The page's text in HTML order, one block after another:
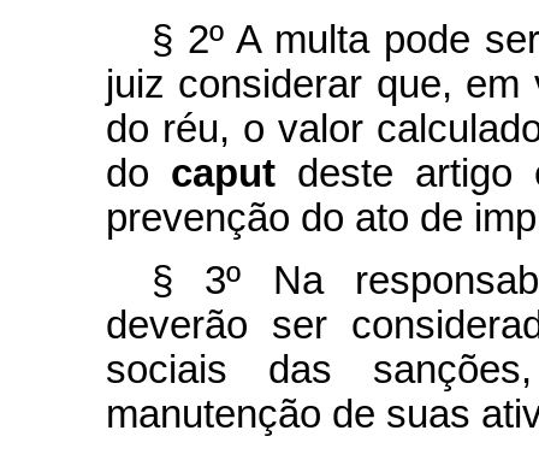
§ 2º A multa pode
juiz considerar que,
do réu, o valor
do caput deste artigo
prevenção do ato de
§ 3º Na
deverão ser
sociais das
manutenção de suas